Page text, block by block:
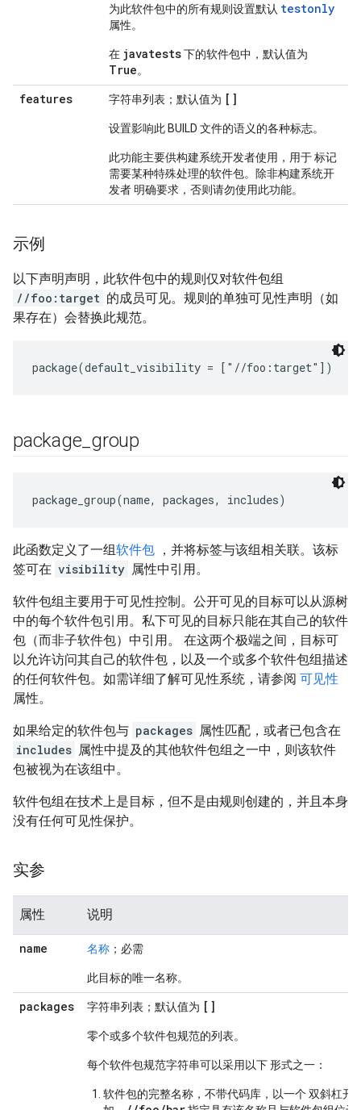
为此软件包中的所有规则设置默认 testonly
属性。
在 javatests下的软件包中，默认值为
True。
features 字符串列表；默认值为 []
设置影响此 BUILD 文件的语义的各种标志。
此功能主要供构建系统开发者使用，用于 标记
需要某种特殊处理的软件包。除非构建系统开
发者 明确要求，否则请勿使用此功能。
示例
以下声明声明，此软件包中的规则仅对软件包组
//foo:target 的成员可见。规则的单独可见性声明（如
果存在）会替换此规范。
package group
package_group(name, packages, includes)
此函数定义了一组软件包 ，并将标签与该组相关联。该标
签可在 visibility 属性中引用。
软件包组主要用于可见性控制。公开可见的目标可以从源树
中的每个软件包引用。私下可见的目标只能在其自己的软件
包（而非子软件包）中引用。 在这两个极端之间，目标可
以允许访问其自己的软件包，以及一个或多个软件包组描述
的任何软件包。如需详细了解可见性系统，请参阅 可见性
属性。
如果给定的软件包与 packages 属性匹配，或者已包含在
includes 属性中提及的其他软件包组之一中，则该软件
包被视为在该组中。
软件包组在技术上是目标，但不是由规则创建的，并且本身
没有任何可见性保护。
实参
属性 说明
name 名称 ；必需
此目标的唯一名称。
packages 字符串列表；默认值为 []
零个或多个软件包规范的列表。
每个软件包规范字符串可以采用以下 形式之一：
软件包的完整名称，不带代码库，以一个 双斜杠开